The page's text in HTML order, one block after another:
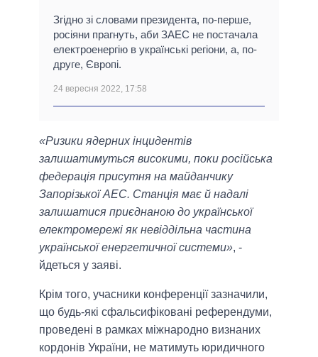
Згідно зі словами президента, по-перше,
росіяни прагнуть, аби ЗАЕС не постачала
електроенергію в українські регіони, а, по-
друге, Європі.
24 вересня 2022, 17:58
«Ризики ядерних інцидентів
залишатимуться високими, поки російська
федерація присутня на майданчику
Запорізької АЕС. Станція має й надалі
залишатися приєднаною до української
електромережі як невіддільна частина
української енергетичної системи», -
йдеться у заяві.
Крім того, учасники конференції зазначили,
що будь-які сфальсифіковані референдуми,
проведені в рамках міжнародно визнаних
кордонів України, не матимуть юридичного